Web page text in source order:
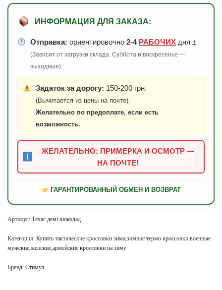
ИНФОРМАЦИЯ ДЛЯ ЗАКАЗА:
Отправка: ориентировочно 2-4 РАБОЧИХдня ±
(Зависит от загрузки склада. Суббота и воскресенье —
выходные)
Задаток за дорогу: 150-200 грн.
(Вычитается из цены на почте).
Желательно по предоплате, если есть
возможность.
ЖЕЛАТЕЛЬНО: ПРИМЕРКА И ОСМОТР —
НА ПОЧТЕ!
ГАРАНТИРОВАННЫЙ ОБМЕН И ВОЗВРАТ
Артикул: Техас демі шоколад
Категория: Купить тактические кроссовки зима,зимние термо кроссовки военные
мужские,женские,армейские кроссовки на зиму
Бренд: Стимул